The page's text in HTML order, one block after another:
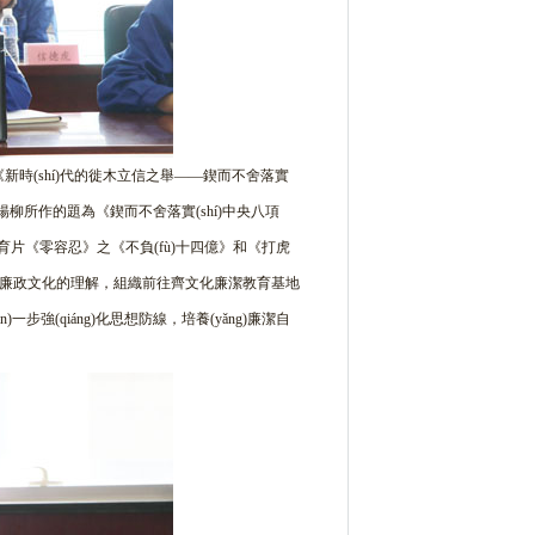
時(shí)代的徙木立信之舉——鍥而不舍落實
柳所作的題為《鍥而不舍落實(shí)中央八項
片《零容忍》之《不負(fù)十四億》和《打虎
廉政文化的理解，組織前往齊文化廉潔教育基地
一步強(qiáng)化思想防線，培養(yǎng)廉潔自